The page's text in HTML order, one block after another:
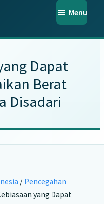
Menu
Dapat
Berat
Disadari
/ Pencegahan
yang Dapat